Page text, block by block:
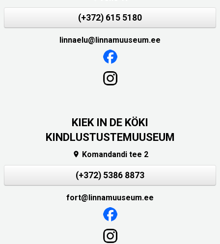
(+372) 615 5180
linnaelu@linnamuuseum.ee
KIEK IN DE KÖKI
KINDLUSTUSTEMUUSEUM
 Komandandi tee 2
(+372) 5386 8873
fort@linnamuuseum.ee